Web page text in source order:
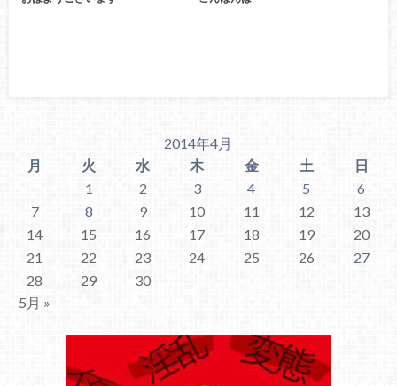
2014年4月
月
火 水 木 金 土
日
1
2 3 4 5
6
7
8 9 10 11 12
13
14
15 16 17 18 19
20
21
22 23 24 25 26
27
28
29
30
5月 »